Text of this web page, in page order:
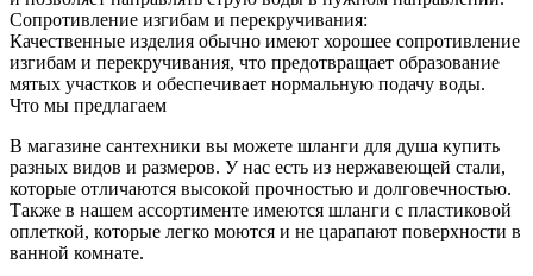
Сопротивление изгибам и перекручивания:
Качественные изделия обычно имеют хорошее сопротивление
изгибам и перекручивания, что предотвращает образование
мятых участков и обеспечивает нормальную подачу воды.
Что мы предлагаем
В магазине сантехники вы можете шланги для душа купить
разных видов и размеров. У нас есть из нержавеющей стали,
которые отличаются высокой прочностью и долговечностью.
Также в нашем ассортименте имеются шланги с пластиковой
оплеткой, которые легко моются и не царапают поверхности в
ванной комнате.